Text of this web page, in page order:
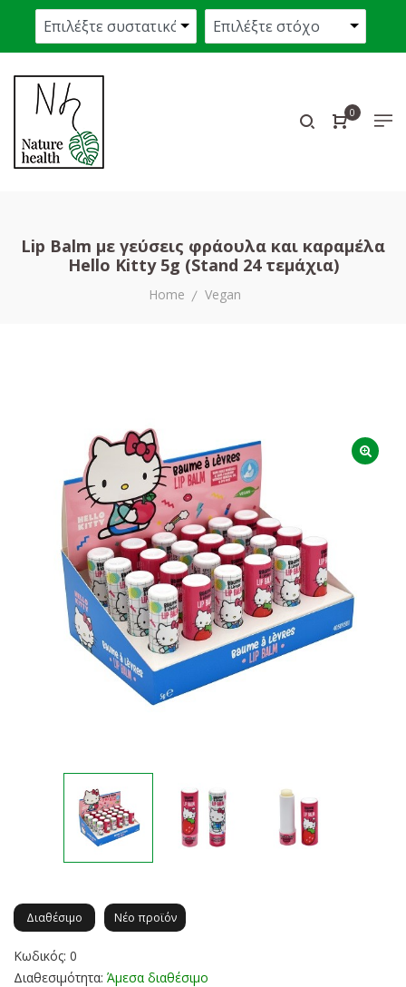
0
Lip Balm με γεύσεις φράουλα και καραμέλα
Hello Kitty 5g (Stand 24 τεμάχια)
Home Vegan
Διαθέσιμο Νέο προϊόν
Κωδικός: 0
Διαθεσιμότητα: Άμεσα διαθέσιμο